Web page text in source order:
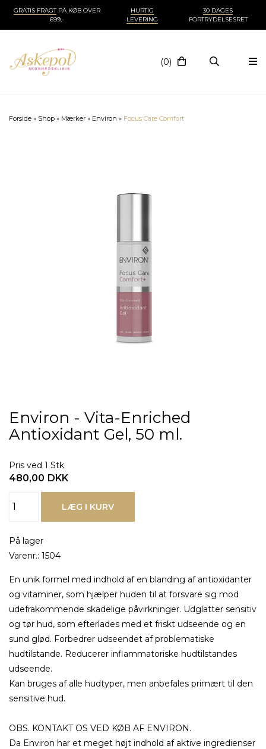
GRATIS FRAGTPÅ KØB OVER
699,-
HURTIG
LEVERING
30 DAGES
FORTRYDELSESRET
(0)
Forside » Shop » Mærker » Environ » Focus Care Comfort
Environ - Vita-Enriched
Antioxidant Gel, 50 ml.
Pris ved 1 Stk
480,00 DKK
På lager
Varenr.: 1504
En unik formel med indhold af en blanding af antioxidanter
og vitaminer, som hjælper huden til at forsvare sig mod
udefrakommende skadelige påvirkninger. Udglatter sensitiv
og tør hud, som efterlades med et friskt udseende og en
sund glød. Forbedrer udseendet af problematiske
hudtilstande. Reducerer inflammatoriske hudtilstandes
udseende.
Kan bruges af alle hudtyper, men anbefales primært til den
sensitive hud.
OBS. KONTAKT OS VED KØB AF ENVIRON.
Da Environ har et meget højt indhold af aktive ingredienser